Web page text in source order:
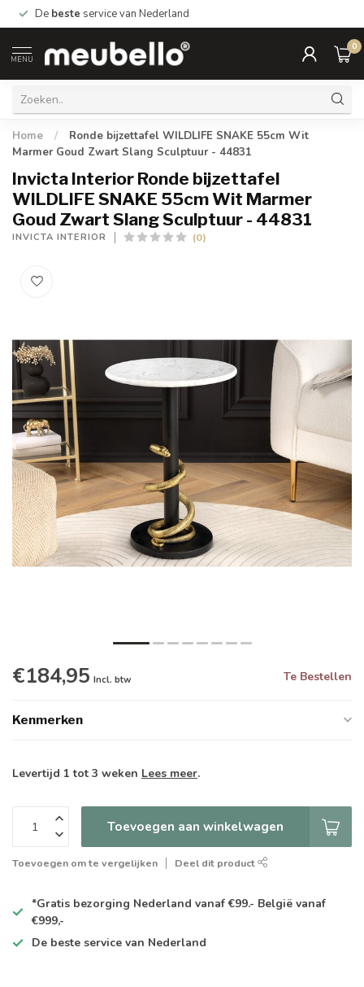
De beste service van Nederland
MENU
0
Home /
Ronde bijzettafel WILDLIFE SNAKE 55cm Wit
Marmer Goud Zwart Slang Sculptuur - 44831
Invicta Interior Ronde bijzettafel
WILDLIFE SNAKE 55cm Wit Marmer
Goud Zwart Slang Sculptuur - 44831
INVICTA INTERIOR (0)
€184,95 Incl. btw Te Bestellen
Kenmerken
Levertijd 1 tot 3 weken Lees meer.
Toevoegen aan winkelwagen
Toevoegen om te vergelijken Deel dit product
*Gratis bezorging Nederland vanaf €99.- België vanaf
€999,-
De beste service van Nederland